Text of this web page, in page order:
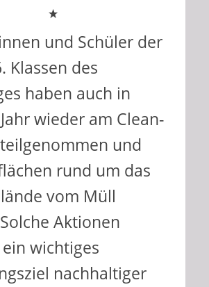
und Schüler der
Klassen des
haben auch in
wieder am Clean-
und
rund um das
vom Müll
Aktionen
wichtiges
nachhaltiger